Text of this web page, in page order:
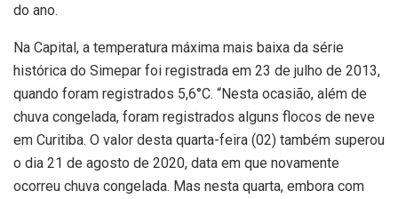
do ano.
Na Capital, a temperatura máxima mais baixa da série
histórica do Simepar foi registrada em 23 de julho de 2013,
quando foram registrados 5,6°C. “Nesta ocasião, além de
chuva congelada, foram registrados alguns flocos de neve
em Curitiba. O valor desta quarta-feira (02) também superou
o dia 21 de agosto de 2020, data em que novamente
ocorreu chuva congelada. Mas nesta quarta, embora com